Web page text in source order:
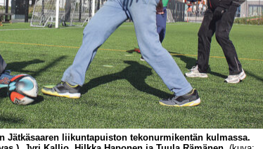
Jätkäsaaren liikuntapuiston tekonurmikentän kulmassa.